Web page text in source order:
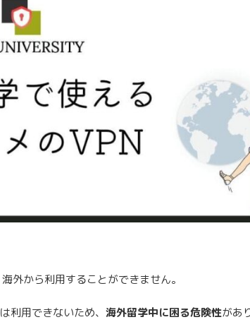
外から利用することができません。
利用できないため、 海外留学中に困る危険性があ